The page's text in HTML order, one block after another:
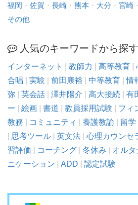
福岡 ・ 佐賀 ・ 長崎 ・ 熊本 ・ 大分 ・ 宮崎 ・
その他
人気のキーワードから探す
インターネット 教師力 高等教育
合唱
実験 前田康裕 中等教育 |情
弥
英会話 澤井陽介 高大接続 有
ー
絵画 書道 教員採用試験 フィ
教務
コミュニティ 養護教諭 留学
思考ツール 英文法 心理カウンセ
習評価
コーチング 冬休み オル
ニケーション
ADD 認定試験